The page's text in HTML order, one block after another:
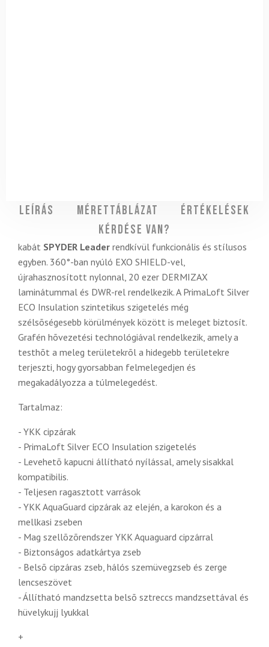
Leírás Mérettáblázat
Értékelések
Kérdése van?
kabát SPYDER Leader rendkívül funkcionális és stílusos
egyben. 360°-ban nyúló EXO SHIELD-vel,
újrahasznosított nylonnal, 20 ezer DERMIZAX
laminátummal és DWR-rel rendelkezik. A PrimaLoft Silver
ECO Insulation szintetikus szigetelés még
szélsõségesebb körülmények között is meleget biztosít.
Grafén hõvezetési technológiával rendelkezik, amely a
testhõt a meleg területekrõl a hidegebb területekre
terjeszti, hogy gyorsabban felmelegedjen és
megakadályozza a túlmelegedést.
Tartalmaz:
- YKK cipzárak
- PrimaLoft Silver ECO Insulation szigetelés
- Levehetõ kapucni állítható nyílással, amely sisakkal
kompatibilis.
- Teljesen ragasztott varrások
- YKK AquaGuard cipzárak az elején, a karokon és a
mellkasi zseben
- Mag szellõzõrendszer YKK Aquaguard cipzárral
- Biztonságos adatkártya zseb
- Belsõ cipzáras zseb, hálós szemüvegzseb és zerge
lencseszövet
- Állítható mandzsetta belsõ sztreccs mandzsettával és
hüvelykujj lyukkal
+